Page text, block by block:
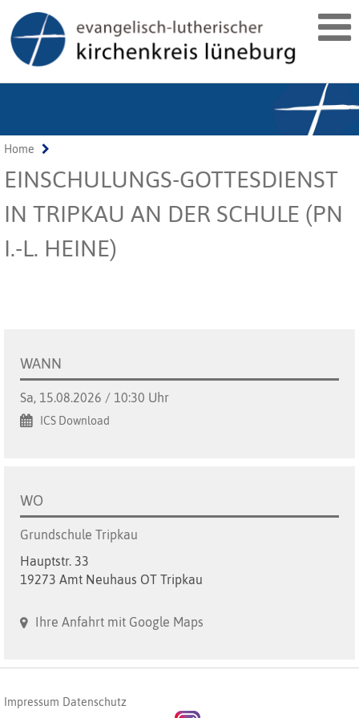
Home
EINSCHULUNGS-GOTTESDIENST
IN TRIPKAU AN DER SCHULE (PN
I.-L. HEINE)
WANN
Sa, 15.08.2026 / 10:30 Uhr
ICS Download
WO
Grundschule Tripkau
Hauptstr. 33
19273 Amt Neuhaus OT Tripkau
Ihre Anfahrt mit Google Maps
Impressum Datenschutz